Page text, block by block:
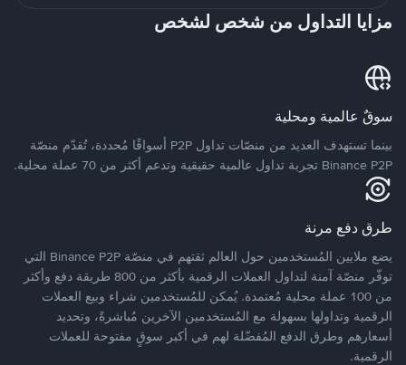
مزايا التداول من شخص لشخص
سوقٌ عالمية ومحلية
بينما تستهدف العديد من منصّات تداول P2P أسواقًا مُحددة، تُقدّم منصّة
Binance P2P تجربة تداول عالمية حقيقية وتدعم أكثر من 70 عملة محلية.
طرق دفع مرنة
يضع ملايين المُستخدمين حول العالم ثقتهم في منصّة Binance P2P التي
توفّر منصّة آمنة لتداول العملات الرقمية بأكثر من 800 طريقة دفع وأكثر
من 100 عملة محلية مُعتمدة. يُمكن للمُستخدمين شراء وبيع العملات
الرقمية وتداولها بسهولة مع المُستخدمين الآخرين مُباشرةً، وتحديد
أسعارهم وطرق الدفع المُفضّلة لهم في أكبر سوقٍ مفتوحة للعملات
الرقمية.